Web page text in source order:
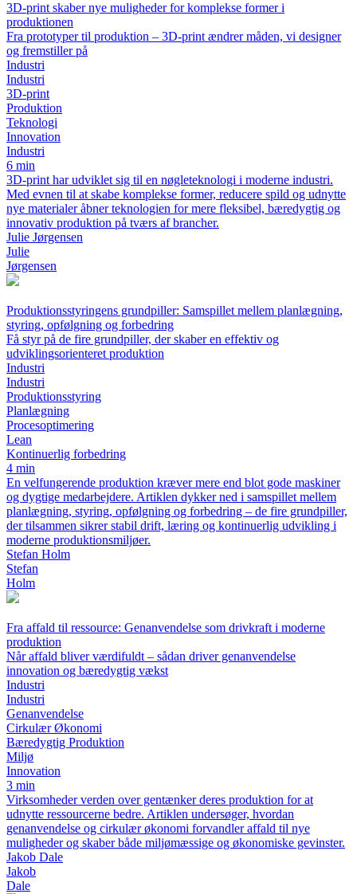
3D-print skaber nye muligheder for komplekse former i
produktionen
Fra prototyper til produktion – 3D-print ændrer måden, vi designer
og fremstiller på
Industri
Industri
3D-print
Produktion
Teknologi
Innovation
Industri
6 min
3D-print har udviklet sig til en nøgleteknologi i moderne industri.
Med evnen til at skabe komplekse former, reducere spild og udnytte
nye materialer åbner teknologien for mere fleksibel, bæredygtig og
innovativ produktion på tværs af brancher.
Julie Jørgensen
Julie
Jørgensen
Produktionsstyringens grundpiller: Samspillet mellem planlægning,
styring, opfølgning og forbedring
Få styr på de fire grundpiller, der skaber en effektiv og
udviklingsorienteret produktion
Industri
Industri
Produktionsstyring
Planlægning
Procesoptimering
Lean
Kontinuerlig forbedring
4 min
En velfungerende produktion kræver mere end blot gode maskiner
og dygtige medarbejdere. Artiklen dykker ned i samspillet mellem
planlægning, styring, opfølgning og forbedring – de fire grundpiller,
der tilsammen sikrer stabil drift, læring og kontinuerlig udvikling i
moderne produktionsmiljøer.
Stefan Holm
Stefan
Holm
Fra affald til ressource: Genanvendelse som drivkraft i moderne
produktion
Når affald bliver værdifuldt – sådan driver genanvendelse
innovation og bæredygtig vækst
Industri
Industri
Genanvendelse
Cirkulær Økonomi
Bæredygtig Produktion
Miljø
Innovation
3 min
Virksomheder verden over gentænker deres produktion for at
udnytte ressourcerne bedre. Artiklen undersøger, hvordan
genanvendelse og cirkulær økonomi forvandler affald til nye
muligheder og skaber både miljømæssige og økonomiske gevinster.
Jakob Dale
Jakob
Dale